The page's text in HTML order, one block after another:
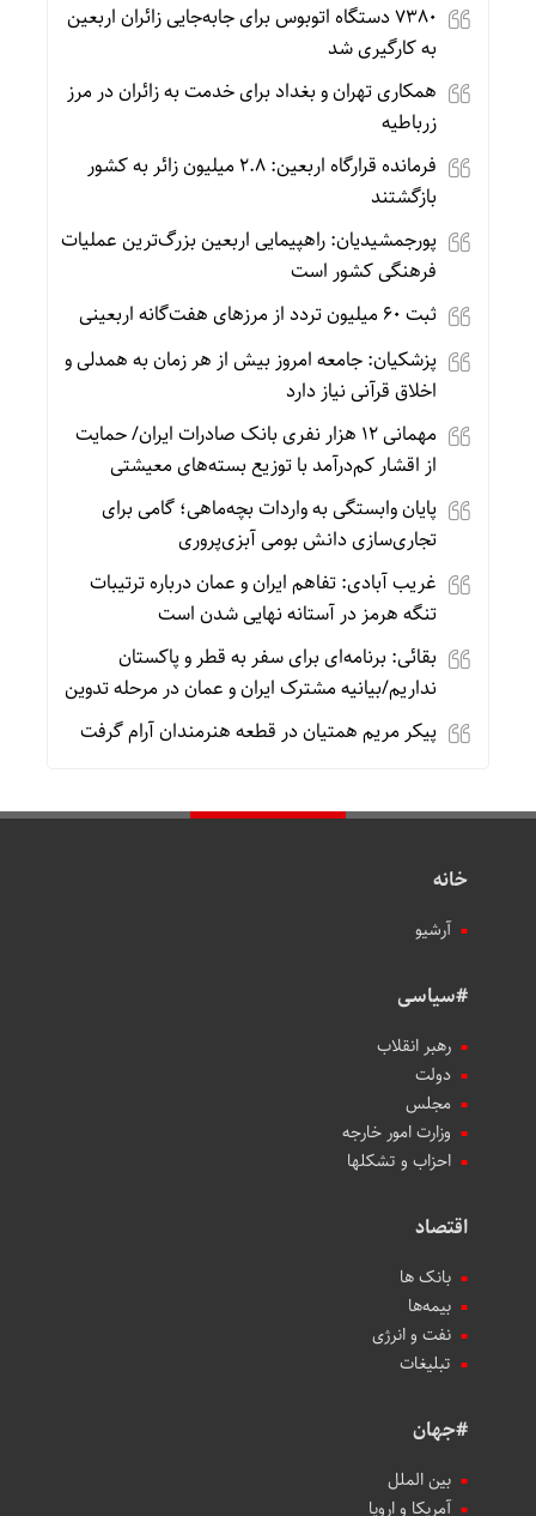
۷۳۸۰ دستگاه اتوبوس برای جابه‌جایی زائران اربعین
به‌ کارگیری شد
همکاری تهران و بغداد برای خدمت به زائران در مرز
زرباطیه
فرمانده قرارگاه اربعین: ۲.۸ میلیون زائر به کشور
بازگشتند
پورجمشیدیان: راهپیمایی اربعین بزرگ‌ترین عملیات
فرهنگی کشور است
ثبت ۶۰ میلیون تردد از مرزهای هفت‌گانه اربعینی
پزشکیان: جامعه امروز بیش از هر زمان به همدلی و
اخلاق قرآنی نیاز دارد
مهمانی ۱۲ هزار نفری بانک صادرات ایران/ حمایت
از اقشار کم‌درآمد با توزیع بسته‌های معیشتی
پایان وابستگی به واردات بچه‌ماهی؛ گامی برای
تجاری‌سازی دانش بومی آبزی‌پروری
غریب آبادی: تفاهم ایران و عمان درباره ترتیبات
تنگه هرمز در آستانه نهایی شدن است
بقائی: برنامه‌ای برای سفر به قطر و پاکستان
نداریم/بیانیه مشترک ایران و عمان در مرحله تدوین
پیکر مریم همتیان در قطعه هنرمندان آرام گرفت
خانه
آرشیو
#سیاسی
رهبر انقلاب
دولت
مجلس
وزارت امور خارجه
احزاب و تشکلها
اقتصاد
بانک ها
بیمه‌ها
نفت و انرژی
تبلیغات
#جهان
بین الملل
آمریکا و اروپا